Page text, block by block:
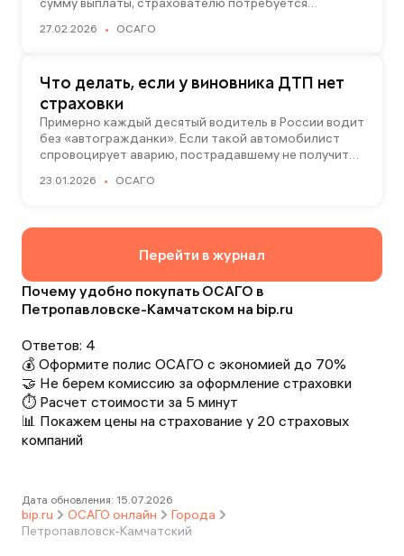
кто ее проводит, сколько это стоит и кто
27.02.2026 ОСАГО
Что делать, если у виновника ДТП нет
страховки
Примерно каждый десятый водитель в России водит
без «автогражданки». Если такой автомобилист
спровоцирует аварию, пострадавшему не получить
добиться возмещения ущерба от бесполисника
23.01.2026 ОСАГО
Перейти в журнал
Почему удобно покупать ОСАГО в
Петропавловске-Камчатском на bip.ru
Ответов: 4
💰 Оформите полис ОСАГО с экономией до 70%
🤝 Не берем комиссию за оформление страховки
⏱️ Расчет стоимости за 5 минут
📊 Покажем цены на страхование у 20 страховых
компаний
Дата обновления: 15.07.2026
bip.ru ОСАГО онлайн
Города
Петропавловск-Камчатский